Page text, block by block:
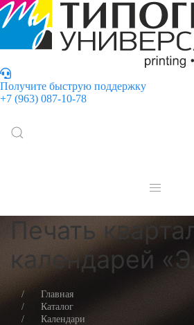
Получите быструю поддержку
+7 (963) 087-10-78
Печать
календарей
Главная
Каталог
Календари